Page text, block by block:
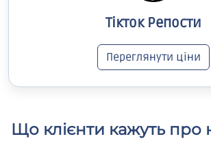
Тікток Репости
Переглянути ціни
Що клієнти кажуть про